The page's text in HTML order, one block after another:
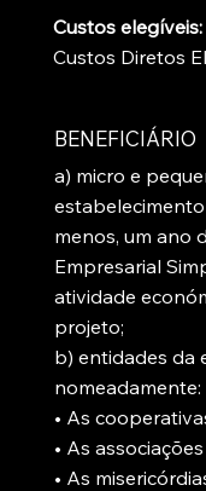
Custos elegíveis:
Custos Diretos
BENEFICIÁRIO
a) micro e
menos, um ano
Empresarial
atividade
projeto;
b) entidades da
nomeadamente:
• As
• As
• As